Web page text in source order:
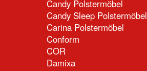
Candy Polstermöbel
Candy Sleep Polstermöbel
Carina Polstermöbel
Conform
COR
Damixa